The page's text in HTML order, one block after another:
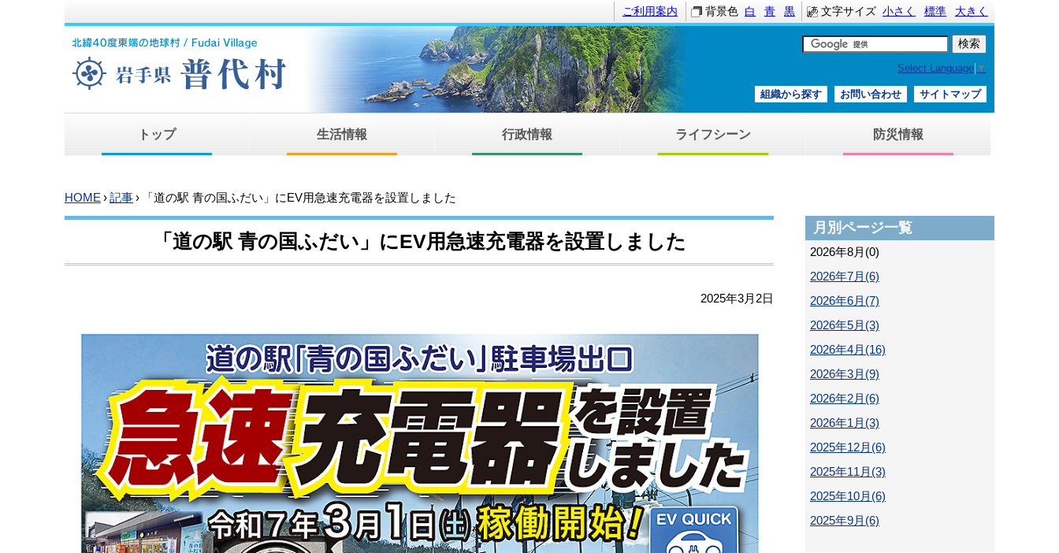
ご利用案内 背景色 白 青 黒 文字サイズ 小さく 標準 大きく
Select Language ▼
組織から探す お問い合わせ サイトマップ
トップ 生活情報 行政情報 ライフシーン 防災情報
HOME ›記事› 「道の駅 青の国ふだい」にEV用急速充電器を設置しました
「道の駅 青の国ふだい」にEV用急速充電器を設置しました
2025年3月2日
月別ページ一覧
2026年8月(0)
2026年7月(6)
2026年6月(7)
2026年5月(3)
2026年4月(16)
2026年3月(9)
2026年2月(6)
2026年1月(3)
2025年12月(6)
2025年11月(3)
2025年10月(6)
2025年9月(6)